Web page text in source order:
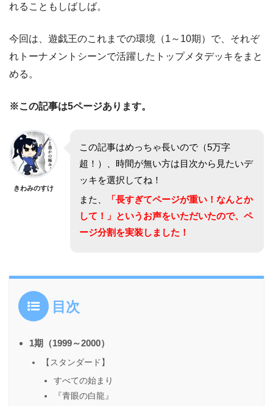
れることもしばしば。
今回は、遊戯王のこれまでの環境（1～10期）で、それぞ
れトーナメントシーンで活躍したトップメタデッキをまと
める。
※この記事は5ページあります。
きわみのすけ
この記事はめっちゃ長いので（5万字
超！）、時間が無い方は目次から見たいデ
ッキを選択してね！
また、
「長すぎてページが重い！なんとか
して！」というお声をいただいたので、ペ
ージ分割を実装しました！
目次
1期（1999～2000）
【スタンダード】
すべての始まり
『青眼の白龍』